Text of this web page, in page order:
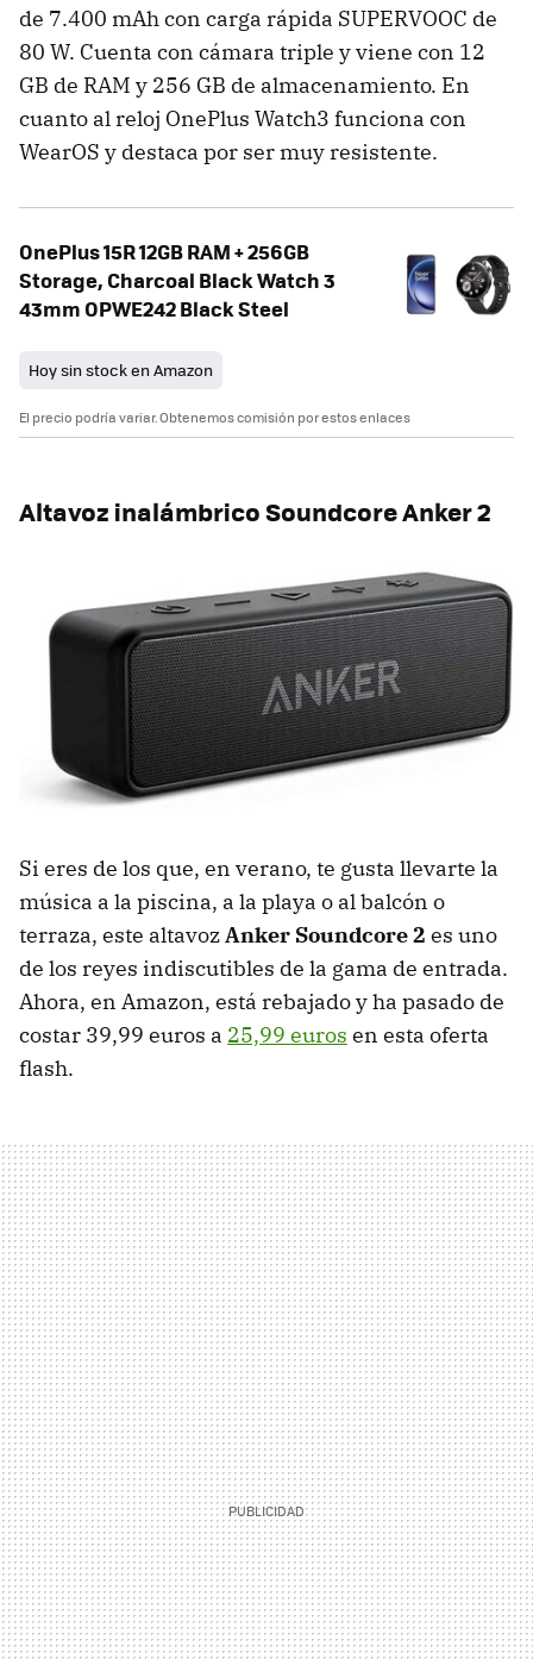
de 7.400 mAh con carga rápida SUPERVOOC de
80 W. Cuenta con cámara triple y viene con 12
GB de RAM y 256 GB de almacenamiento. En
cuanto al reloj OnePlus Watch3 funciona con
WearOS y destaca por ser muy resistente.
OnePlus 15R 12GB RAM + 256GB
Storage, Charcoal Black Watch 3
43mm OPWE242 Black Steel
Hoy sin stock en Amazon
El precio podría variar. Obtenemos comisión por estos enlaces
Altavoz inalámbrico Soundcore Anker 2
Si eres de los que, en verano, te gusta llevarte la
música a la piscina, a la playa o al balcón o
terraza, este altavozAnker Soundcore 2 es uno
de los reyes indiscutibles de la gama de entrada.
Ahora, en Amazon, está rebajado y ha pasado de
costar 39,99 euros a 25,99 euros en esta oferta
flash.